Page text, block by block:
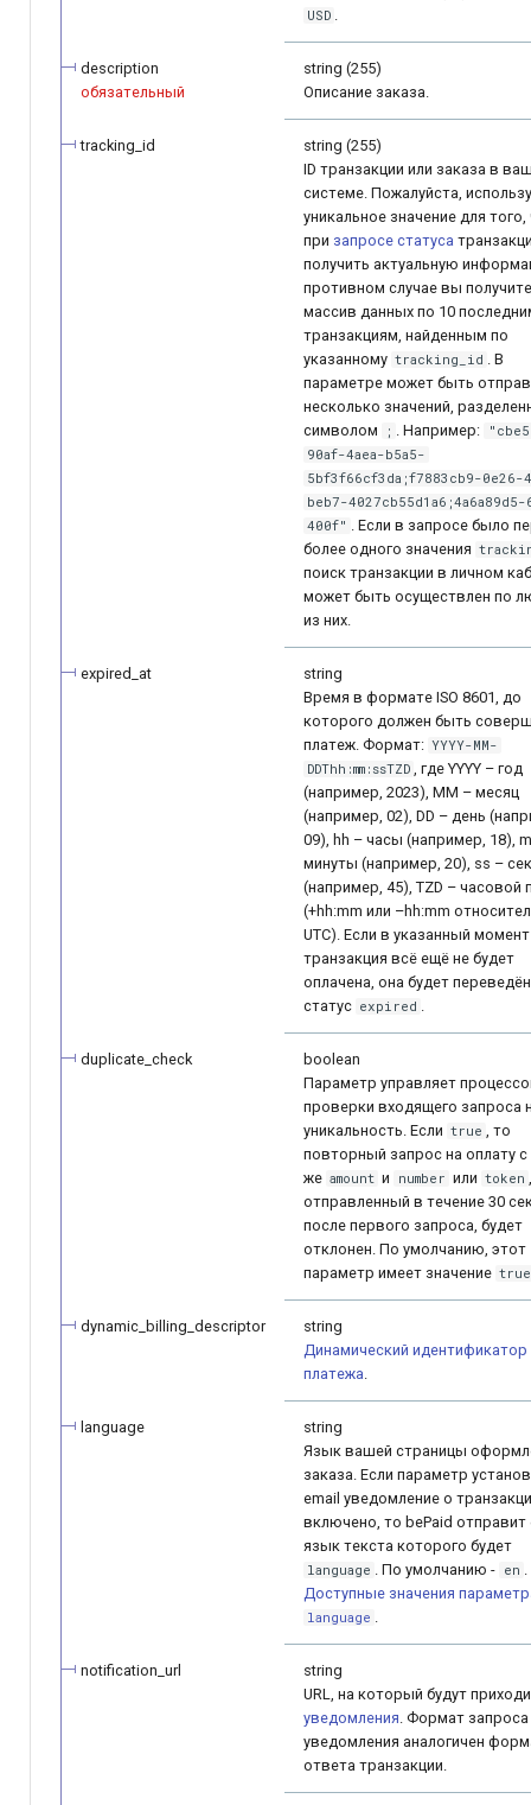
QIWI Кошелек
Прием платежей
SberPay
Система Быстрых
Платежей (SBP)
SlickPay (deeplink)
USD
description
обязательный
string (255)
Описание заказа.
tracking_id
string (255)
ID транзакции или заказа в
системе. Пожалуйста,
уникальное значение для
при запросе статуса
получить актуальную
противном случае вы получите
массив данных по 10
транзакциям, найденным по
указанному tracking_id
. В
параметре может быть
несколько значений,
символом
; . Например:
90af-4aea-b5a5-
5bf3f66cf3da;f7883cb9-0e26-
beb7-
400f"
. Если в запросе было
более одного значения
поиск транзакции в личном
может быть осуществлен по
из них.
expired_at
string
Время в формате ISO 8601, до
которого должен быть
платеж. Формат: YYYY-MM-
DDThh:mm:ssTZD
, где YYYY – год
(например, 2023), MM – месяц
(например, 02), DD – день
09), hh – часы (например, 18),
минуты (например, 20), ss –
(например, 45), TZD – часовой
(+hh:mm или –hh:mm
UTC). Если в указанный момент
транзакция всё ещё не будет
оплачена, она будет
статус expired
duplicate_check
boolean
Параметр управляет
проверки входящего запроса
уникальность. Если true
, то
повторный запрос на оплату
же amount и number или token
отправленный в течение 30
после первого запроса, будет
отклонен. По умолчанию, этот
параметр имеет значение true
dynamic_billing_descriptor
string
Динамический идентификатор
платежа
language
string
Язык вашей страницы
заказа. Если параметр
email уведомление о
включено, то bePaid отправит
язык текста которого будет
language . По умолчанию - en
Доступные значения
language
notification_url
string
URL, на который будут
уведомления . Формат запроса
уведомления аналогичен
ответа транзакции.